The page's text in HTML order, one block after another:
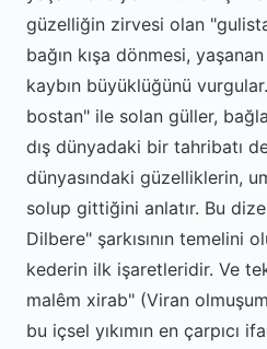
güzelliğin zirvesi olan
bağın kışa dönmesi, yaşanan
kaybın büyüklüğünü
bostan" ile solan güller,
dış dünyadaki bir tahribatı
dünyasındaki güzelliklerin,
solup gittiğini anlatır. Bu
Dilbere" şarkısının temelini
kederin ilk işaretleridir. Ve
malêm xirab" (Viran
bu içsel yıkımın en çarpıcı